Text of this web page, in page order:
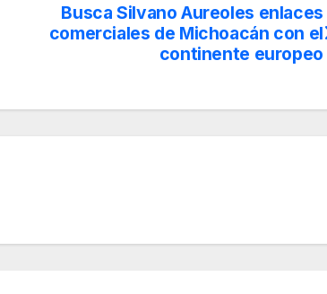
Busca Silvano Aureoles enlaces
comerciales de Michoacán con el
continente europeo